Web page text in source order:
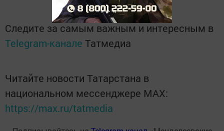
Следите за самым важным и интересным в
Telegram-канале Татмедиа
Читайте новости Татарстана в
национальном мессенджере MАХ:
https://max.ru/tatmedia